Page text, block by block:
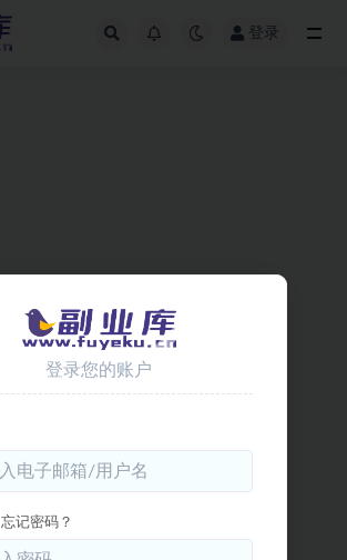
登录
登录您的账户
忘记密码？